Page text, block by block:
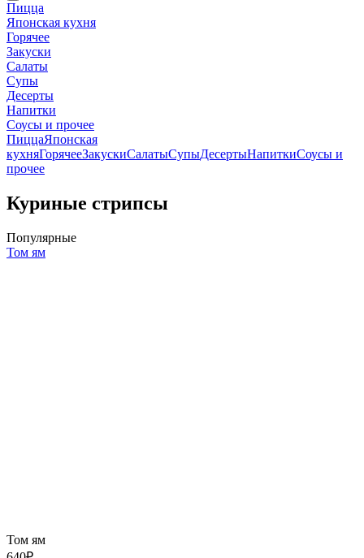
Пицца
Японская кухня
Горячее
Закуски
Салаты
Супы
Десерты
Напитки
Соусы и прочее
ПиццаЯпонская
кухняГорячееЗакускиСалатыСупыДесертыНапиткиСоусы и
прочее
Куриные стрипсы
Популярные
Том ям
Том ям